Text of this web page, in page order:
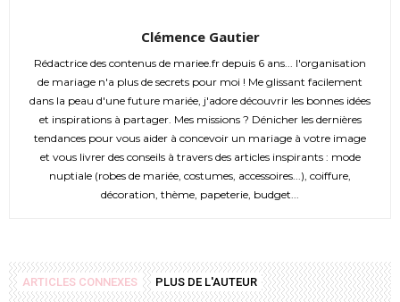
Clémence Gautier
Rédactrice des contenus de mariee.fr depuis 6 ans... l'organisation
de mariage n'a plus de secrets pour moi ! Me glissant facilement
dans la peau d'une future mariée, j'adore découvrir les bonnes idées
et inspirations à partager. Mes missions ? Dénicher les dernières
tendances pour vous aider à concevoir un mariage à votre image
et vous livrer des conseils à travers des articles inspirants : mode
nuptiale (robes de mariée, costumes, accessoires...), coiffure,
décoration, thème, papeterie, budget...
ARTICLES CONNEXES PLUS DE L'AUTEUR